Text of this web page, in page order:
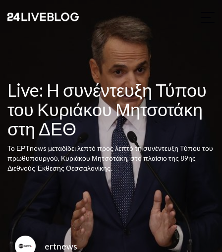
Live: Η συνέντευξη Τύπου
του Κυριάκου Μητσοτάκη
στη ΔΕΘ
Το ΕΡΤnews μεταδίδει λεπτό προς λεπτό τη συνέντευξη Τύπου του
πρωθυπουργού, Κυριάκου Μητσοτάκη, στο πλαίσιο της 89ης
Διεθνούς Έκθεσης Θεσσαλονίκης.
ertnews